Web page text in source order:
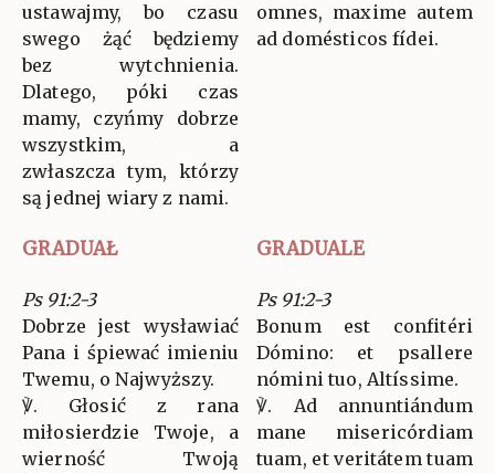
ustawajmy, bo czasu
swego żąć będziemy
bez wytchnienia.
Dlatego, póki czas
mamy, czyńmy dobrze
wszystkim, a
zwłaszcza tym, którzy
są jednej wiary z nami.
omnes, maxime autem
ad domésticos fídei.
GRADUAŁ GRADUALE
Ps 91:2-3
Dobrze jest wysławiać
Pana i śpiewać imieniu
Twemu, o Najwyższy.
℣. Głosić z rana
miłosierdzie Twoje, a
wierność Twoją
Ps 91:2-3
Bonum est confitéri
Dómino: et psallere
nómini tuo, Altíssime.
℣. Ad annuntiándum
mane misericórdiam
tuam, et veritátem tuam